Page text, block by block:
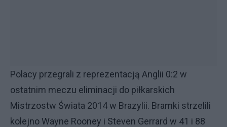
Polacy przegrali z reprezentacją Anglii 0:2 w
ostatnim meczu eliminacji do piłkarskich
Mistrzostw Świata 2014 w Brazylii. Bramki strzelili
kolejno Wayne Rooney i Steven Gerrard w 41 i 88